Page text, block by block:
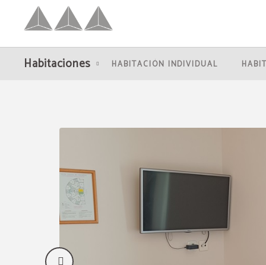
Habitación Doble Superior del Hotel Palacio Congresos en Palencia. Web
Habitaciones HABITACIÓN INDIVIDUAL